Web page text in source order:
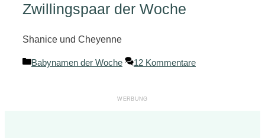
Zwillingspaar der Woche
Shanice und Cheyenne
Kategorien
Babynamen der Woche 12 Kommentare